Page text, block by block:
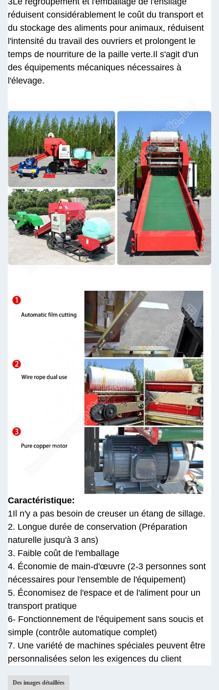
réduisent considérablement le coût du transport et
du stockage des aliments pour animaux, réduisent
l'intensité du travail des ouvriers et prolongent le
temps de nourriture de la paille verte.Il s'agit d'un
des équipements mécaniques nécessaires à
l'élevage.
Caractéristique:
1Il n'y a pas besoin de creuser un étang de sillage.
2. Longue durée de conservation (Préparation
naturelle jusqu'à 3 ans)
3. Faible coût de l'emballage
4. Économie de main-d'œuvre (2-3 personnes sont
nécessaires pour l'ensemble de l'équipement)
5. Économisez de l'espace et de l'aliment pour un
transport pratique
6- Fonctionnement de l'équipement sans soucis et
simple (contrôle automatique complet)
7. Une variété de machines spéciales peuvent être
personnalisées selon les exigences du client
Des images détaillées